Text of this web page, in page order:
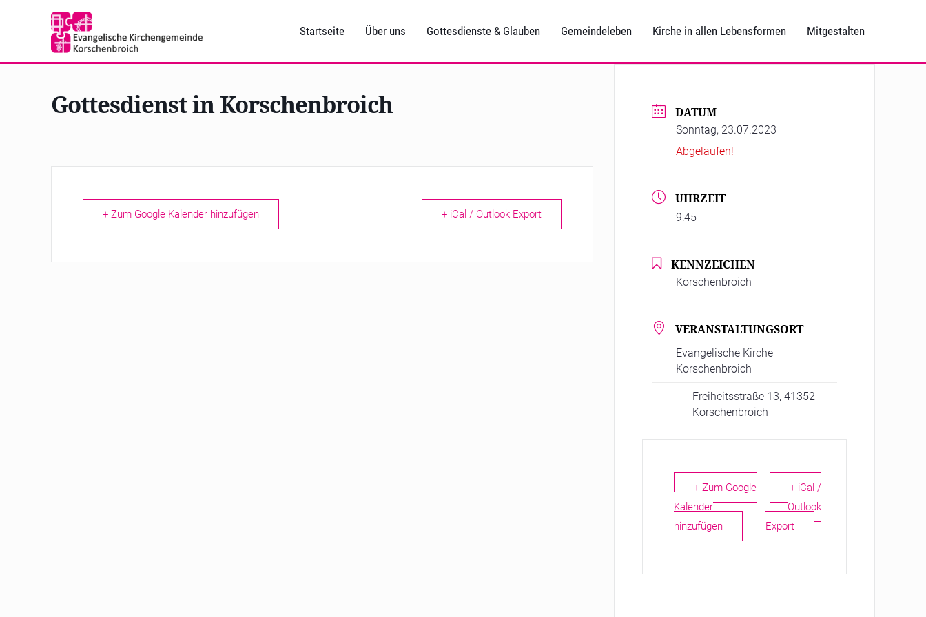
Startseite Über uns Gottesdienste & Glauben Gemeindeleben Kirche in allen Lebensformen Mitgestalten
Gottesdienst in Korschenbroich
+ Zum Google Kalender hinzufügen + iCal / Outlook Export
DATUM
Sonntag, 23.07.2023
Abgelaufen!
UHRZEIT
9:45
KENNZEICHEN
Korschenbroich
VERANSTALTUNGSORT
Evangelische Kirche
Korschenbroich
Freiheitsstraße 13, 41352
Korschenbroich
+ Zum Google
Kalender
hinzufügen
+ iCal /
Outlook
Export